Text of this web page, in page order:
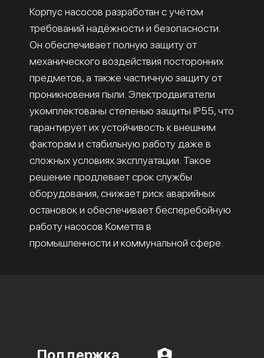
Корпус насосов разработан с учётом
требований надёжности и безопасности.
Он обеспечивает полную защиту от
механического воздействия посторонних
предметов, а также частичную защиту от
проникновения пыли. Электродвигатели
укомплектованы степенью защиты IP55, что
гарантирует их устойчивость к внешним
факторам и стабильную работу даже в
сложных условиях эксплуатации. Такое
решение продлевает срок службы
оборудования, снижает риск аварийных
остановок и обеспечивает бесперебойную
работу насосов Кометта в
промышленности и коммунальной сфере.